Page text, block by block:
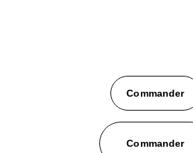
Commander
Commander